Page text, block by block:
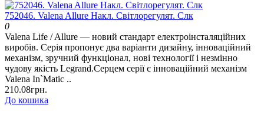
752046. Valena Allure Накл. Світлорегулят. Слк
0
Valena Life / Allure — новий стандарт електроінсталяційних
виробів. Серія пропонує два варіанти дизайну, інноваційний
механізм, зручний функціонал, нові технології і незмінно
чудову якість Legrand.Серцем серії є інноваційний механізм
Valena In`Matic ..
210.08грн.
До кошика